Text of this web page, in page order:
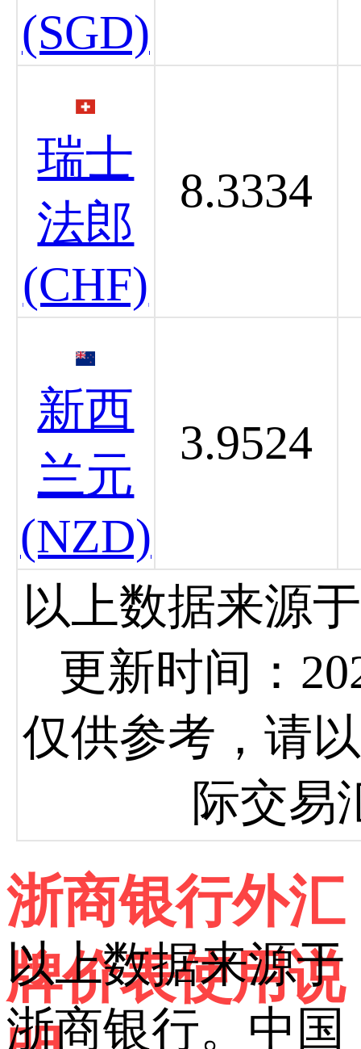
(SGD)
瑞士
法郎
(CHF)
8.3334
新西
兰元
(NZD)
3.9524
以上数据来源
更新时间：
仅供参考，请
际交易
浙商银行外汇
牌价表使用说
以上数据来源于
浙商银行。中国